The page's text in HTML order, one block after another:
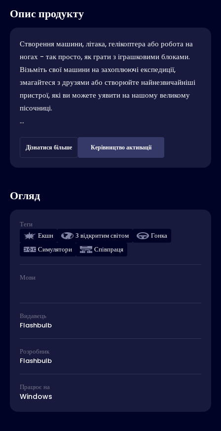
Опис продукту
Створення машини, літака, гелікоптера або робота на
ногах - так просто, як грати з іграшковими блоками.
Візьміть свої машини на захоплюючі експедиції,
змагайтеся з друзями або створюйте найнезвичайніші
пристрої, які ви можете уявити на нашому великому
пісочниці.
...
Дізнатися більше Керівництво активації
Огляд
Теги
Екшн
З відкритим світом
Гонка
Симулятори
Співпраця
Мови
Видавець
Flashbulb
Розробник
Flashbulb
Працює на
Windows